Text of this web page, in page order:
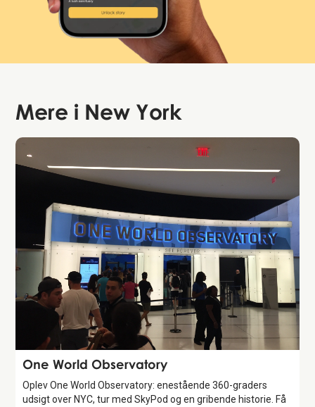
Mere i New York
Attraction
One World Observatory
Oplev One World Observatory: enestående 360-graders
udsigt over NYC, tur med SkyPod og en gribende historie. Få